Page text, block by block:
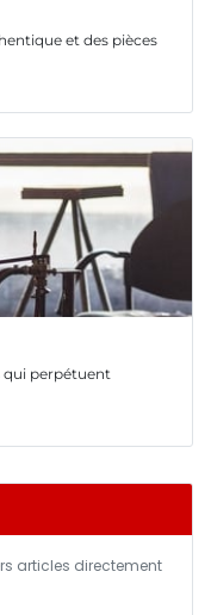
et des pièces
qui perpétuent
articles directement